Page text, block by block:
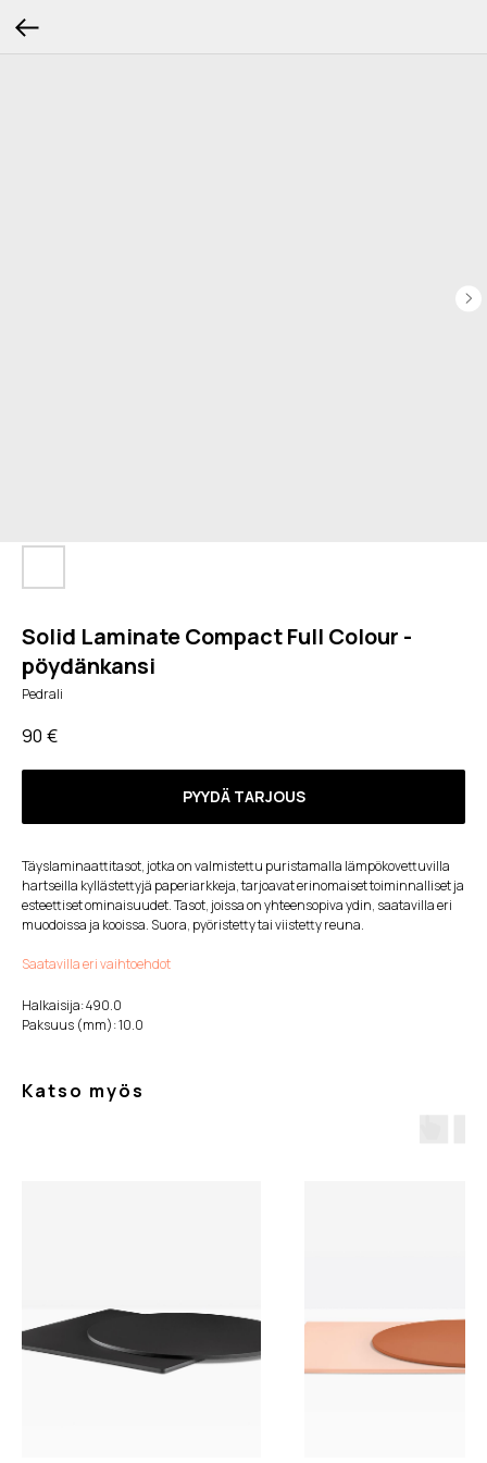
Solid Laminate Compact Full Colour -
pöydänkansi
Pedrali
90 €
PYYDÄ TARJOUS
Täyslaminaattitasot, jotka on valmistettu puristamalla lämpökovettuvilla
hartseilla kyllästettyjä paperiarkkeja, tarjoavat erinomaiset toiminnalliset ja
esteettiset ominaisuudet. Tasot, joissa on yhteensopiva ydin, saatavilla eri
muodoissa ja kooissa. Suora, pyöristetty tai viistetty reuna.
Saatavilla eri vaihtoehdot
Halkaisija: 490.0
Paksuus (mm): 10.0
Katso myös